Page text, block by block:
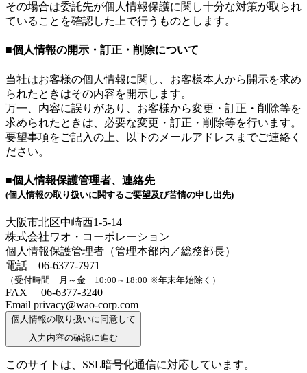
その場合は委託先が個人情報保護に関し十分な対策が取られ
ていることを確認した上で行うものとします。
■個人情報の開示・訂正・削除について
当社はお客様の個人情報に関し、お客様本人から開示を求め
られたときはその内容を開示します。
万一、内容に誤りがあり、お客様から変更・訂正・削除等を
求められたときは、必要な変更・訂正・削除等を行います。
要望事項をご記入の上、以下のメールアドレスまでご連絡く
ださい。
■個人情報保護管理者、連絡先
(個人情報の取り扱いに関するご要望及び苦情の申し出先)
大阪市北区中崎西1-5-14
株式会社ワオ・コーポレーション
個人情報保護管理者（管理本部内／総務部長）
電話 06-6377-7971
（受付時間 月～金 10:00～18:00 ※年末年始除く）
FAX 06-6377-3240
Email privacy@wao-corp.com
個人情報の取り扱いに同意して
入力内容の確認に進む
このサイトは、SSL暗号化通信に対応しています。